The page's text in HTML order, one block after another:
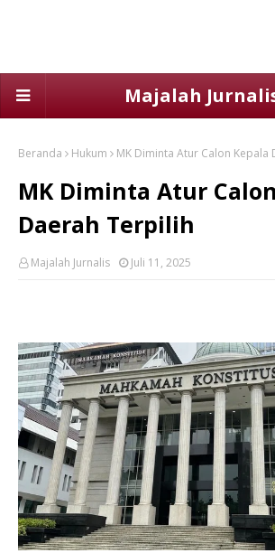
Majalah
Beranda Hukum MK Diminta Atur Calon Kepala
MK Diminta Atur
Daerah Terpilih
Majalah Jurnalis Juli 11, 2025